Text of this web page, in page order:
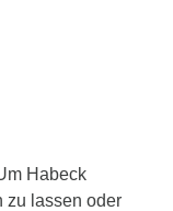
Habeck
zu lassen oder